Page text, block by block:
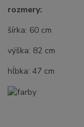
rozmery:
šírka: 60 cm
výška: 82 cm
hĺbka: 47 cm